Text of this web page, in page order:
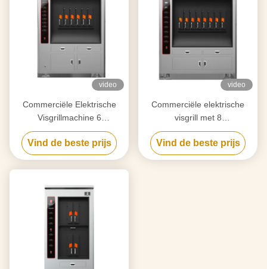
video
Commerciële Elektrische
Visgrillmachine 6
Compartimenten 350KG
Vind de beste prijs
video
Commerciële elektrische
visgrill met 8
compartimenten 8 vissen
tegelijk BBQ Grill Oven
Vind de beste prijs